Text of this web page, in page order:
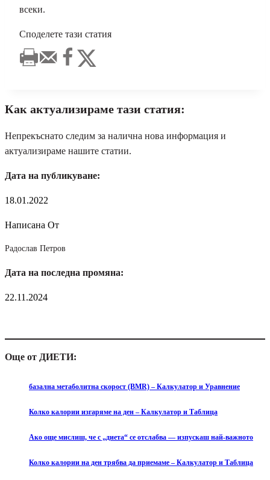
всеки.
Споделете тази статия
Как актуализираме тази статия:
Непрекъснато следим за налична нова информация и
актуализираме нашите статии.
Дата на публикуване:
18.01.2022
Написана От
Радослав Петров
Дата на последна промяна:
22.11.2024
Още от ДИЕТИ:
базална метаболитна скорост (BMR) – Калкулатор и Уравнение
Колко калории изгаряме на ден – Калкулатор и Таблица
Ако още мислиш, че с „диета“ се отслабва — изпускаш най-важното
Колко калории на ден трябва да приемаме – Калкулатор и Таблица